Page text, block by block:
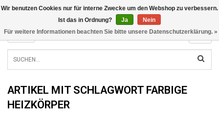
INFO@RADIATORS.SHOP
MENU
ARTIKEL MIT SCHLAGWORT FARBIGE
HEIZKÖRPER
Wir benutzen Cookies nur für interne Zwecke um den Webshop zu verbessern.
Ist das in Ordnung?
Ja
Nein
Für weitere Informationen beachten Sie bitte unsere Datenschutzerklärung. »